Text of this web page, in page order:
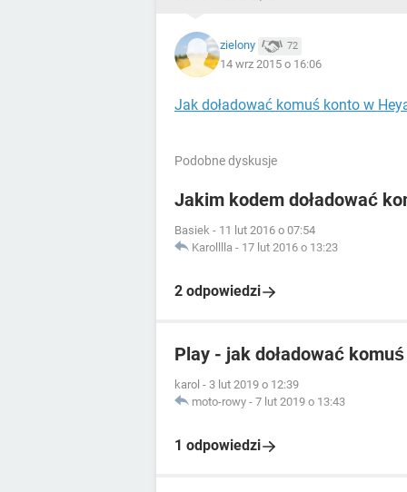
zielony 72
14 wrz 2015 o 16:06
Jak doładować komuś konto w
Podobne dyskusje
Jakim kodem doładować
Basiek - 11 lut 2016 o 07:54
Karolllla - 17 lut 2016 o 13:23
2 odpowiedzi
Play - jak doładować
karol - 3 lut 2019 o 12:39
moto-rowy - 7 lut 2019 o 13:43
1 odpowiedzi